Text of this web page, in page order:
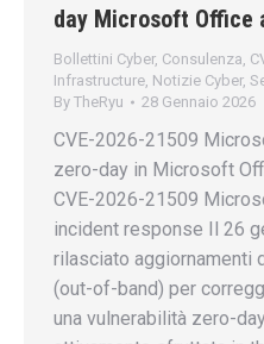
day Microsoft
Bollettini Cyber, Consulenza,
Infrastructure, Notizie Cyber,
By TheRyu 28 Gennaio 2026
CVE-2026-21509
zero-day in Microsoft
CVE-2026-21509
incident response Il 26
rilasciato aggiornamenti
(out-of-band) per
una vulnerabilità zero-